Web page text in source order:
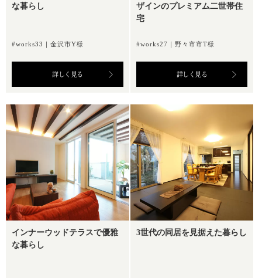
な暮らし
#works33｜金沢市Y様
詳しく見る
ザインのプレミアム二世帯住
宅
#works27｜野々市市T様
詳しく見る
インナーウッドテラスで優雅
な暮らし
3世代の同居を見据えた暮らし